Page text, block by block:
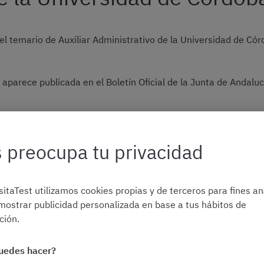
temario de Auxiliar Administrativo de la Universidad de
publicada en el Boletín Oficial de la Junta de
dedicamos a analizar a fondo esta última
convocatoria
Administrativo de la
programa completo
preocupa tu privacidad
utilizamos cookies propias y de terceros para fines
publicidad personalizada en base a tus hábitos de
hacer?